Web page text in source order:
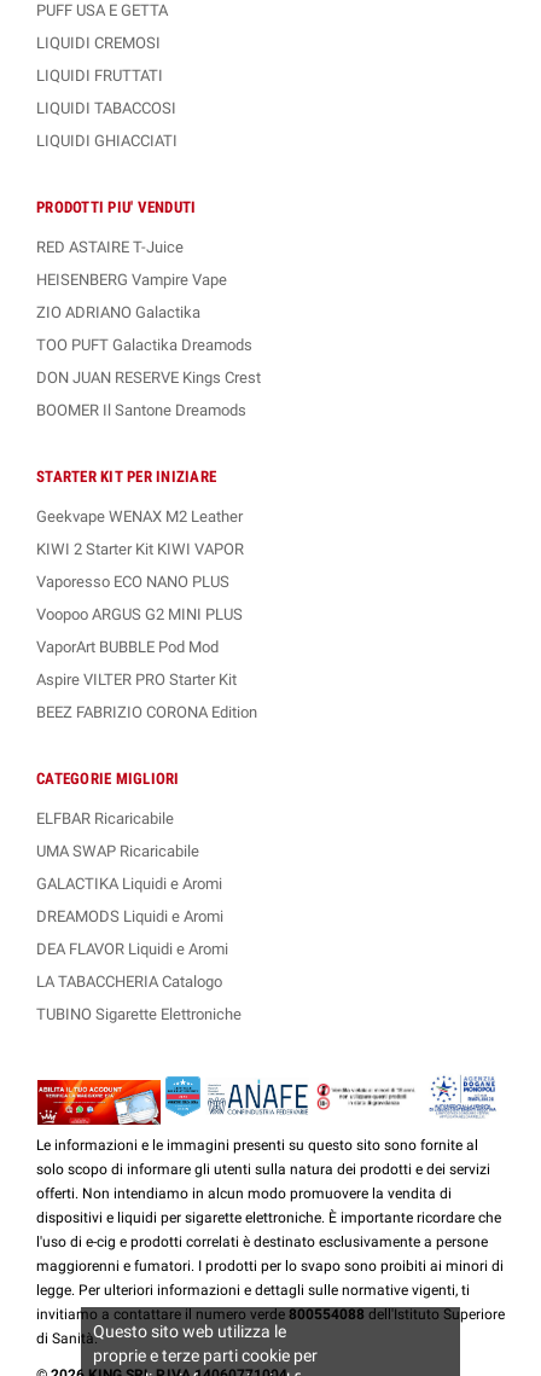
PUFF USA E GETTA
LIQUIDI CREMOSI
LIQUIDI FRUTTATI
LIQUIDI TABACCOSI
LIQUIDI GHIACCIATI
PRODOTTI PIU' VENDUTI
RED ASTAIRE T-Juice
HEISENBERG Vampire Vape
ZIO ADRIANO Galactika
TOO PUFT Galactika Dreamods
DON JUAN RESERVE Kings Crest
BOOMER Il Santone Dreamods
STARTER KIT PER INIZIARE
Geekvape WENAX M2 Leather
KIWI 2 Starter Kit KIWI VAPOR
Vaporesso ECO NANO PLUS
Voopoo ARGUS G2 MINI PLUS
VaporArt BUBBLE Pod Mod
Aspire VILTER PRO Starter Kit
BEEZ FABRIZIO CORONA Edition
CATEGORIE MIGLIORI
ELFBAR Ricaricabile
UMA SWAP Ricaricabile
GALACTIKA Liquidi e Aromi
DREAMODS Liquidi e Aromi
DEA FLAVOR Liquidi e Aromi
LA TABACCHERIA Catalogo
TUBINO Sigarette Elettroniche
Le informazioni e le immagini presenti su questo sito sono fornite al
solo scopo di informare gli utenti sulla natura dei prodotti e dei servizi
offerti. Non intendiamo in alcun modo promuovere la vendita di
dispositivi e liquidi per sigarette elettroniche. È importante ricordare che
l'uso di e-cig e prodotti correlati è destinato esclusivamente a persone
maggiorenni e fumatori. I prodotti per lo svapo sono proibiti ai minori di
legge. Per ulteriori informazioni e dettagli sulle normative vigenti, ti
invitiamo a contattare il numero verde 800554088 dell'Istituto Superiore
di Sanità.Questo sito web utilizza le
proprie e terze parti cookie per